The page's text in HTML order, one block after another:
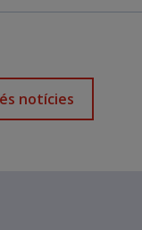
notícies